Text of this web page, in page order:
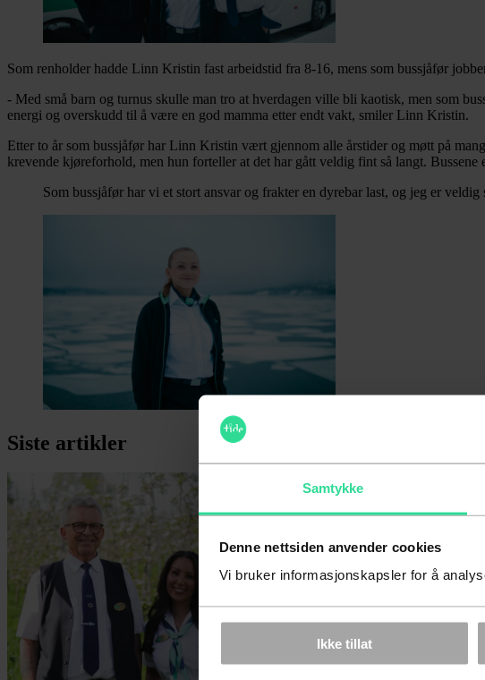
Samtykke
Denne nettsiden anvender cookies
Vi bruker informasjonskapsler for å
Ikke tillat
Som renholder hadde Linn Kristin fast arbeidstid fra 8-16, mens som bussjåfør
- Med små barn og turnus skulle man tro at hverdagen ville bli kaotisk, men som
energi og overskudd til å være en god mamma etter endt vakt, smiler Linn Kristin.
Etter to år som bussjåfør har Linn Kristin vært gjennom alle årstider og møtt på
krevende kjøreforhold, men hun forteller at det har gått veldig fint så langt.
Som bussjåfør har vi et stort ansvar og frakter en dyrebar last, og jeg er
Siste artikler